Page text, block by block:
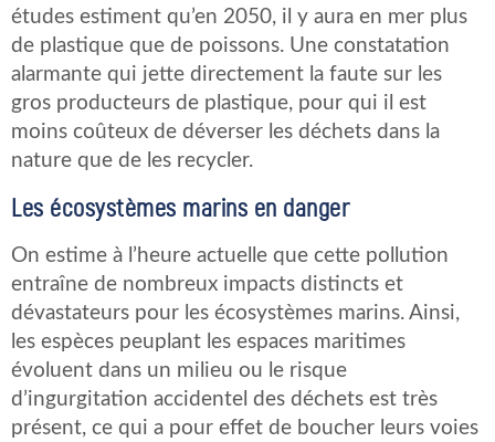
études estiment qu’en 2050, il y aura en mer plus
de plastique que de poissons. Une constatation
alarmante qui jette directement la faute sur les
gros producteurs de plastique, pour qui il est
moins coûteux de déverser les déchets dans la
nature que de les recycler.
Les écosystèmes marins en danger
On estime à l’heure actuelle que cette pollution
entraîne de nombreux impacts distincts et
dévastateurs pour les écosystèmes marins. Ainsi,
les espèces peuplant les espaces maritimes
évoluent dans un milieu ou le risque
d’ingurgitation accidentel des déchets est très
présent, ce qui a pour effet de boucher leurs voies